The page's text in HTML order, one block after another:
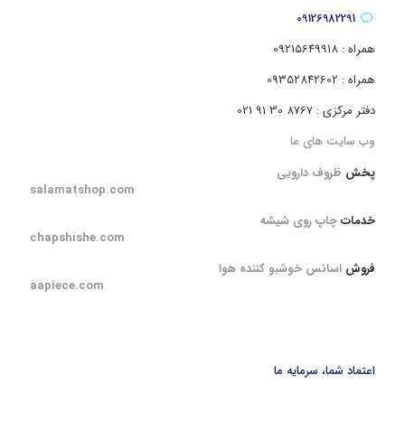
09126982291
همراه : 09215649918
همراه : 09352842602
دفتر مرکزی : 8767 30 91 021
وب سایت های ما
پخش ظروف دارویی
salamatshop.com
خدماتچاپ روی شیشه
chapshishe.com
فروش اسانس خوشبو کننده هوا
aapiece.com
اعتماد شما، سرمایه ما